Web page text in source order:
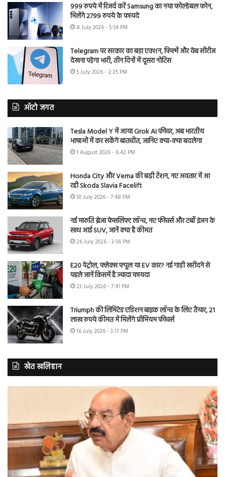
999 रुपये में रिजर्व करें Samsung का नया फोल्डेबल फोन,
मिलेंगे 2799 रुपये के फायदे
8 July 2026 - 5:54 PM
Telegram पर सरकार का बड़ा एक्शन, फिल्में और वेब सीरीज
देखना पड़ेगा भारी, तीन दिनों में दूसरा नोटिस
5 July 2026 - 2:25 PM
ऑटो जगत
Tesla Model Y में आया Grok AI फीचर, अब भारतीय
भाषाओं में कर सकेंगे बातचीत, जानिए क्या-क्या बदलेगा
1 August 2026 - 6:42 PM
Honda City और Verna की बढ़ी टेंशन, नए अवतार में आ
रही Skoda Slavia Facelift
30 July 2026 - 7:48 PM
नई मारुति ब्रेजा फेसलिफ्ट लॉन्च, नए फीचर्स और टर्बो इंजन के
साथ आई SUV, जानें क्या है कीमत
26 July 2026 - 3:56 PM
E20 पेट्रोल, फ्लेक्स फ्यूल या EV कार? नई गाड़ी खरीदने से
पहले जानें किसमें है ज्यादा फायदा
23 July 2026 - 7:41 PM
Triumph की लिमिटेड एडिशन बाइक लॉन्च के लिए तैयार, 21
लाख रुपये कीमत में मिलेंगे प्रीमियम फीचर्स
16 July 2026 - 3:17 PM
खेत खलिहान